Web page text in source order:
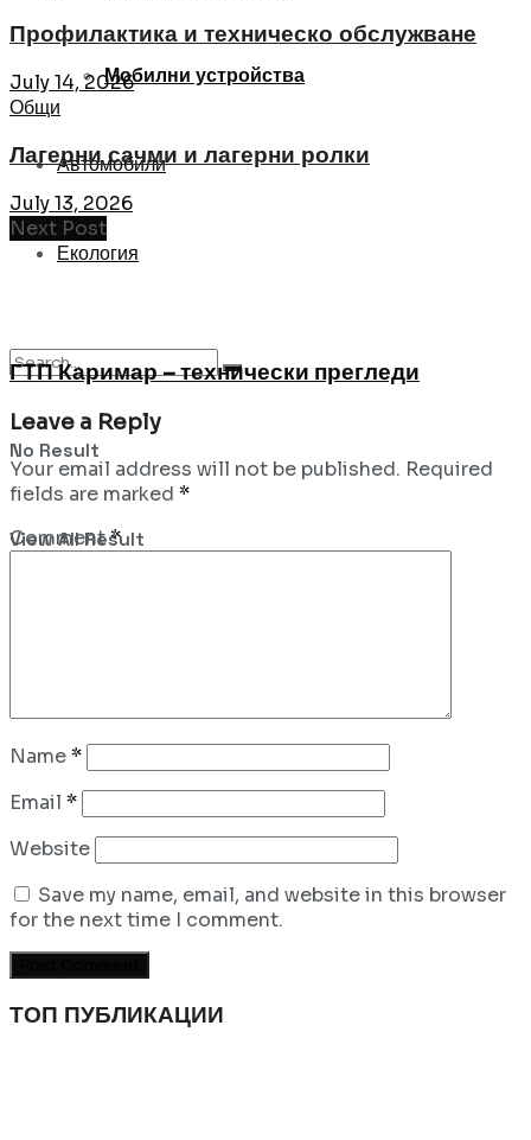
Мобилни устройства
Автомобили
Екология
No Result
View All Result
Профилактика и техническо обслужване
July 14, 2026
Общи
Лагерни сачми и лагерни ролки
July 13, 2026
Next Post
ГТП Каримар – технически прегледи
Leave a Reply
Your email address will not be published. Required
fields are marked *
Comment*
Name*
Email *
Website
Save my name, email, and website in this browser
for the next time I comment.
ТОП ПУБЛИКАЦИИ